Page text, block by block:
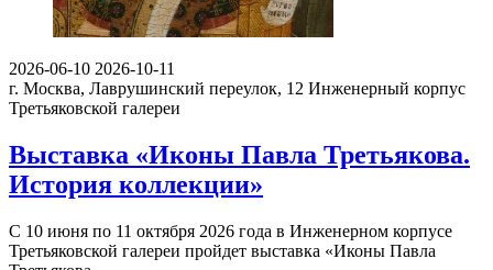
2026-06-10 2026-10-11
г. Москва, Лаврушинский переулок, 12 Инженерный корпус
Третьяковской галереи
Выставка «Иконы Павла Третьякова.
История коллекции»
С 10 июня по 11 октября 2026 года в Инженерном корпусе
Третьяковской галереи пройдет выставка «Иконы Павла